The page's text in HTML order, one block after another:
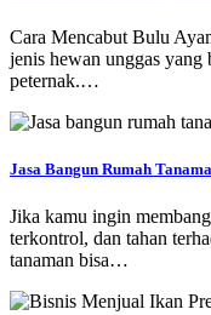
Cara Mencabut Bulu
jenis hewan unggas yang
peternak.…
Jasa Bangun Rumah
Jika kamu ingin
terkontrol, dan tahan
tanaman bisa…